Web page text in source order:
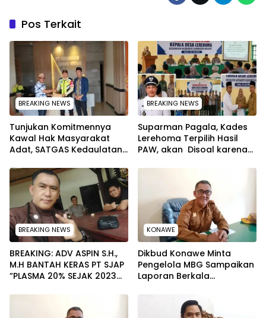
Pos Terkait
BREAKING NEWS
Tunjukan Komitmennya
Kawal Hak Masyarakat
Adat, SATGAS Kedaulatan
Sultra Surati PT SCM Routa
BREAKING NEWS
Suparman Pagala, Kades
Lerehoma Terpilih Hasil
PAW, akan Disoal karena
Security di PT TPM
BREAKING NEWS
BREAKING: ADV ASPIN S.H.,
M.H BANTAH KERAS PT SJAP
“PLASMA 20% SEJAK 2023
WARGA WAWOONE!
KONAWE
Dikbud Konawe Minta
Pengelola MBG Sampaikan
Laporan Berkala
Makan Bergizi Gratis